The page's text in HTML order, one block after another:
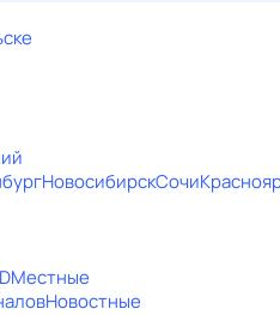
НовосибирскСочи
Местные
Новостные